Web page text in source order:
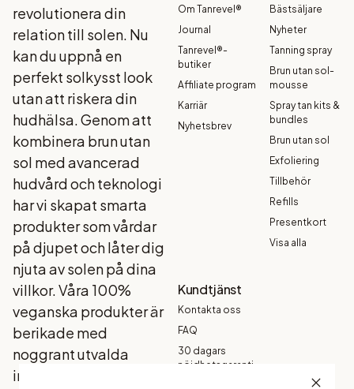
revolutionera din
relation till solen. Nu
kan du uppnå en
perfekt solkysst look
utan att riskera din
hudhälsa. Genom att
kombinera brun utan
sol med avancerad
hudvård och teknologi
har vi skapat smarta
produkter som vårdar
på djupet och låter dig
njuta av solen på dina
villkor. Våra 100%
veganska produkter är
berikade med
noggrant utvalda
ingredienser som din
Om Tanrevel®
Journal
Tanrevel®-
butiker
Affiliate program
Karriär
Nyhetsbrev
Bästsäljare
Nyheter
Tanning spray
Brun utan sol-
mousse
Spray tan kits &
bundles
Brun utan sol
Exfoliering
Tillbehör
Refills
Presentkort
Visa alla
Kundtjänst
Kontakta oss
FAQ
30 dagars
nöjdhetsgaranti